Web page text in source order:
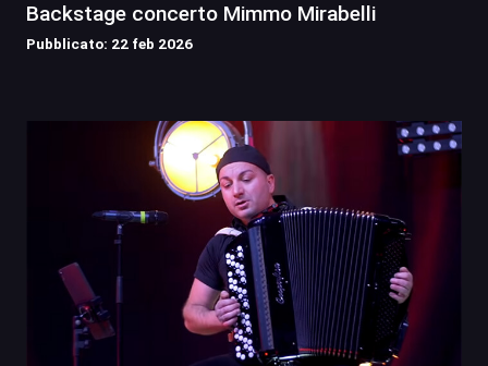
Backstage concerto Mimmo Mirabelli
Pubblicato: 22 feb 2026